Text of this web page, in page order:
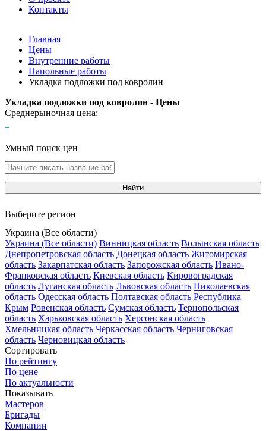
Контакты
Главная
Цены
Внутренние работы
Напольные работы
Укладка подложки под ковролин
Укладка подложки под ковролин - Цены
Среднерыночная цена:
-
Умный поиск цен
Найти
Выберите регион
Украина (Все области)
Украина (Все области) Винницкая область Волынская область
Днепропетровская область Донецкая область Житомирская
область Закарпатская область Запорожская область Ивано-
Франковская область Киевская область Кировоградская
область Луганская область Львовская область Николаевская
область Одесская область Полтавская область Республика
Крым Ровенская область Сумская область Тернопольская
область Харьковская область Херсонская область
Хмельницкая область Черкасская область Черниговская
область Черновицкая область
Сортировать
По рейтингу
По цене
По актуальности
Показывать
Мастеров
Бригады
Компании